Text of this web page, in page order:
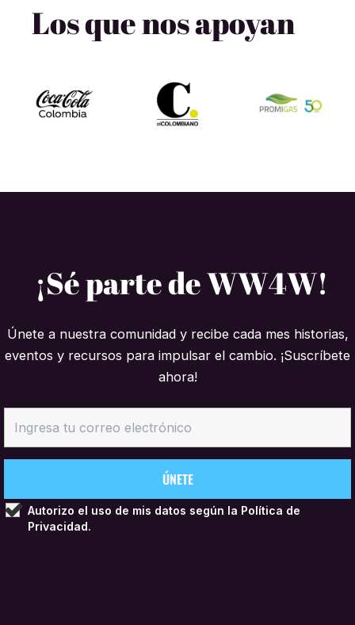
Los que nos apoyan
¡Sé parte de WW4W!
Únete a nuestra comunidad y recibe cada mes historias,
eventos y recursos para impulsar el cambio. ¡Suscríbete
ahora!
Autorizo el uso de mis datos según la Política de
Privacidad.